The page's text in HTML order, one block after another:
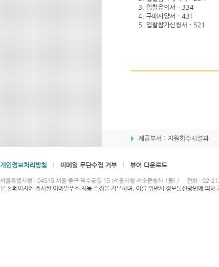
3. 입찰유의서 - 334
4. 구매사양서 - 431
5. 입찰참가신청서 - 521
제공부서 : 자원회수시설과
개인정보처리방침 이메일 무단수집 거부 뷰어 다운로드
서울특별시청 : 04515 서울 중구 덕수궁길 15 (서울시청 서소문청사 1동) /
전화 : 02-
본 홈페이지에 게시된 이메일주소 자동 수집을 거부하며, 이를 위반시 정보통신망법에 의해